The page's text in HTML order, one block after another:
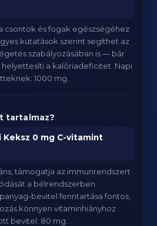
csontok és fogak egészségéhez
kutatások szerint segíthet az
szabályozásában is — bár
a kalóriadeficitet. Napi
1000 mg.
tartalmaz?
Keksz 0 mg C-vitamint
támogatja az immunrendszert
a bélrendszerben.
bevitel fenntartása fontos,
könnyen vitaminhiányhoz
bevitel: 80 mg.